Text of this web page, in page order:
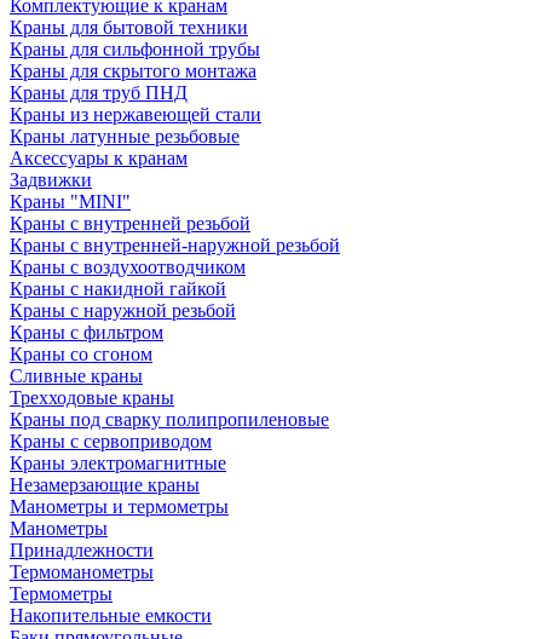
Комплектующие к кранам
Краны для бытовой техники
Краны для сильфонной трубы
Краны для скрытого монтажа
Краны для труб ПНД
Краны из нержавеющей стали
Краны латунные резьбовые
Аксессуары к кранам
Задвижки
Краны "MINI"
Краны с внутренней резьбой
Краны с внутренней-наружной резьбой
Краны с воздухоотводчиком
Краны с накидной гайкой
Краны с наружной резьбой
Краны с фильтром
Краны со сгоном
Сливные краны
Трехходовые краны
Краны под сварку полипропиленовые
Краны с сервоприводом
Краны электромагнитные
Незамерзающие краны
Манометры и термометры
Манометры
Принадлежности
Термоманометры
Термометры
Накопительные емкости